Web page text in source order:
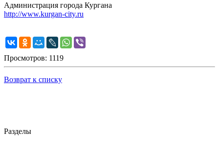
Администрация города Кургана
http://www.kurgan-city.ru
Просмотров: 1119
Возврат к списку
Разделы